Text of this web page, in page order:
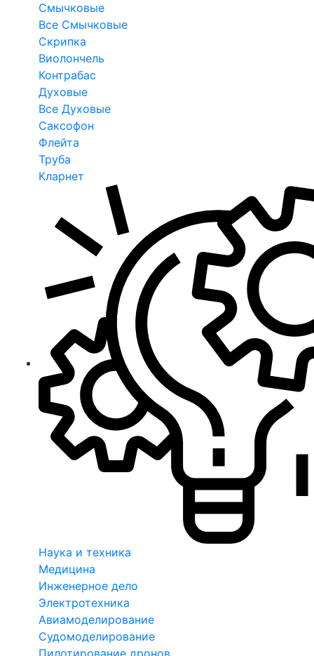
Смычковые
Все Смычковые
Скрипка
Виолончель
Контрабас
Духовые
Все Духовые
Саксофон
Флейта
Труба
Кларнет
Наука и техника
Медицина
Инженерное дело
Электротехника
Авиамоделирование
Судомоделирование
Пилотирование дронов